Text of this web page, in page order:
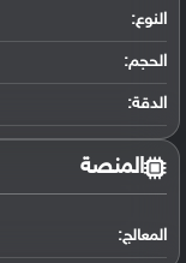
النوع:
الحجم:
الدقة:
المنصة
المعالج: